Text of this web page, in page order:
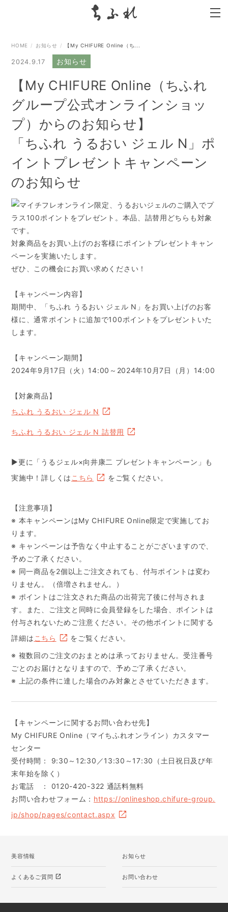
HOME お知らせ 【My CHIFURE Online（ち...
2024.9.17 お知らせ
【My CHIFURE Online（ちふれ
グループ公式オンラインショッ
プ）からのお知らせ】
「ちふれ うるおい ジェル N」ポ
イントプレゼントキャンペーン
のお知らせ
対象商品をお買い上げのお客様にポイントプレゼントキャン
ペーンを実施いたします。
ぜひ、この機会にお買い求めください！
【キャンペーン内容】
期間中、「ちふれ うるおい ジェル N」をお買い上げのお客
様に、通常ポイントに追加で100ポイントをプレゼントいた
します。
【キャンペーン期間】
2024年9月17日（火）14:00～2024年10月7日（月）14:00
【対象商品】
ちふれ うるおい ジェル N
ちふれ うるおい ジェル N 詰替用
▶更に「うるジェル×向井康二 プレゼントキャンペーン」も
実施中！詳しくは こちら をご覧ください。
【注意事項】
※ 本キャンペーンはMy CHIFURE Online限定で実施してお
ります。
※ キャンペーンは予告なく中止することがございますので、
予めご了承ください。
※ 同一商品を2個以上ご注文されても、付与ポイントは変わ
りません。（倍増されません。）
※ ポイントはご注文された商品の出荷完了後に付与されま
す。また、ご注文と同時に会員登録をした場合、ポイントは
付与されないためご注意ください。その他ポイントに関する
詳細は こちら をご覧ください。
※ 複数回のご注文のおまとめは承っておりません。受注番号
ごとのお届けとなりますので、予めご了承ください。
※ 上記の条件に達した場合のみ対象とさせていただきます。
【キャンペーンに関するお問い合わせ先】
My CHIFURE Online（マイちふれオンライン）カスタマー
センター
受付時間： 9:30～12:30／13:30～17:30（土日祝日及び年
末年始を除く）
お電話 ： 0120-420-322 通話料無料
お問い合わせフォーム： https://onlineshop.chifure-group.
jp/shop/pages/contact.aspx
美容情報 お知らせ
よくあるご質問 open_in_new お問い合わせ